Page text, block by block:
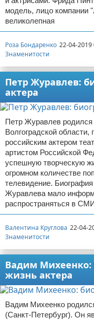
модель, лицо компании
великолепная
Роза Бондаренко 22-04-2019
Знаменитости
Петр Журавлев:
актера
Петр Журавлев
Волгоградской
российским актером
артистом Российской
успешную творческую
огромном количестве
телевидение.
Журавлева мало
распространяться в
Валентина Круглова 22-04-
Знаменитости
Вадим Михеенко:
жизнь актера
Вадим Михеенко
(Санкт-Петербург). Он